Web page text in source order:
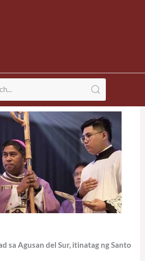
sa Agusan del Sur, itinatag ng Santo